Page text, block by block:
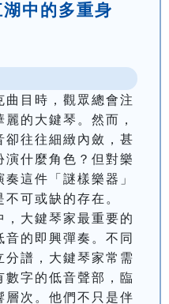
中的多重身
曲目時，觀眾總會注
的大鍵琴。然而，
卻往往細緻內斂，甚
演什麼角色？但對樂
這件「謎樣樂器」
可或缺的存在。
，大鍵琴家最重要的
的即興彈奏。不同
分譜，大鍵琴家常需
數字的低音聲部，臨
層次。他們不只是伴